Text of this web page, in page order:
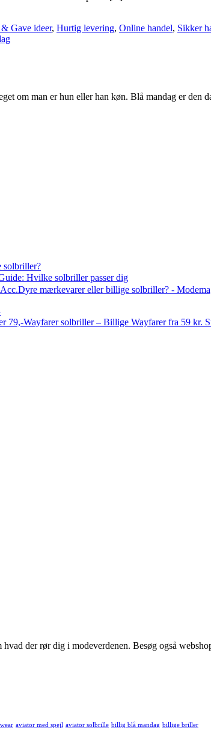
Gave ideer, Hurtig levering, Online handel, Sikker
om man er hun eller han køn. Blå mandag er
solbriller?
Hvilke solbriller passer dig
mærkevarer eller billige solbriller? -
79,-Wayfarer solbriller – Billige Wayfarer fra 59 kr.
der rør dig i modeverdenen. Besøg også
aviator med spejl aviator solbrille billig blå mandag billige briller